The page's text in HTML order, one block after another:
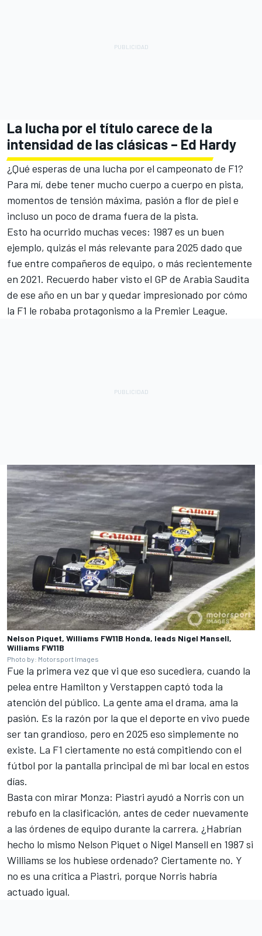
La lucha por el título carece de la
intensidad de las clásicas – Ed Hardy
¿Qué esperas de una lucha por el campeonato de F1?
Para mí, debe tener mucho cuerpo a cuerpo en pista,
momentos de tensión máxima, pasión a flor de piel e
incluso un poco de drama fuera de la pista.
Esto ha ocurrido muchas veces: 1987 es un buen
ejemplo, quizás el más relevante para 2025 dado que
fue entre compañeros de equipo, o más recientemente
en 2021. Recuerdo haber visto el GP de Arabia Saudita
de ese año en un bar y quedar impresionado por cómo
la F1 le robaba protagonismo a la Premier League.
Nelson Piquet, Williams FW11B Honda, leads Nigel Mansell,
Williams FW11B
Photo by: Motorsport Images
Fue la primera vez que vi que eso sucediera, cuando la
pelea entre Hamilton y Verstappen captó toda la
atención del público. La gente ama el drama, ama la
pasión. Es la razón por la que el deporte en vivo puede
ser tan grandioso, pero en 2025 eso simplemente no
existe. La F1 ciertamente no está compitiendo con el
fútbol por la pantalla principal de mi bar local en estos
días.
Basta con mirar Monza: Piastri ayudó a Norris con un
rebufo en la clasificación, antes de ceder nuevamente
a las órdenes de equipo durante la carrera. ¿Habrían
hecho lo mismo Nelson Piquet o Nigel Mansell en 1987 si
Williams se los hubiese ordenado? Ciertamente no. Y
no es una crítica a Piastri, porque Norris habría
actuado igual.